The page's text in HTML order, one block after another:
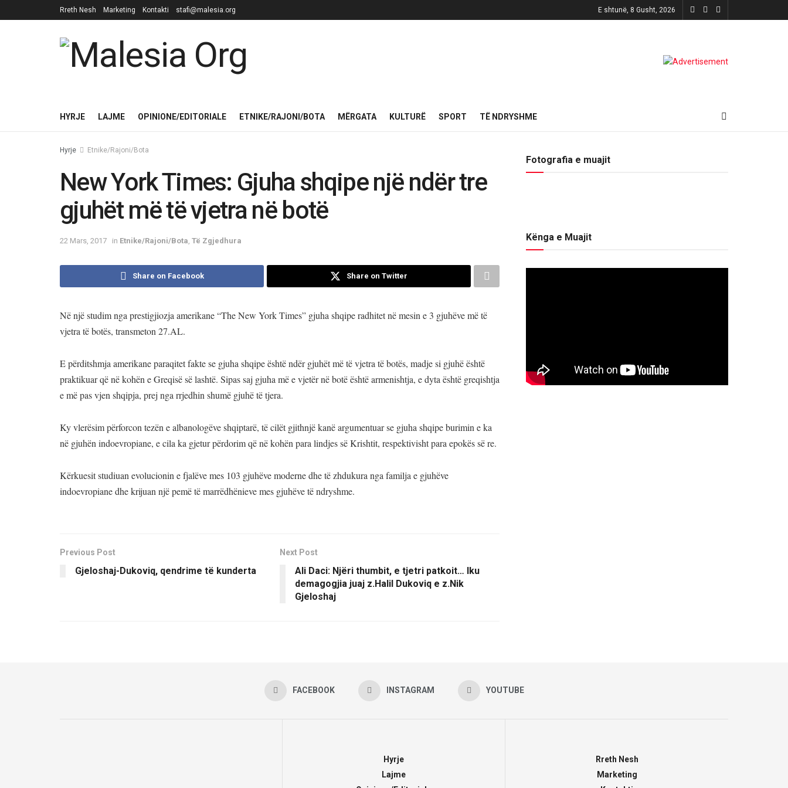
Rreth Nesh Marketing Kontakti stafi@malesia.org E shtunë, 8 Gusht, 2026
HYRJE LAJME OPINIONE/EDITORIALE ETNIKE/RAJONI/BOTA MËRGATA KULTURË SPORT TË NDRYSHME
Hyrje Etnike/Rajoni/Bota
New York Times: Gjuha shqipe një ndër tre
gjuhët më të vjetra në botë
22 Mars, 2017 in Etnike/Rajoni/Bota Të Zgjedhura
Share on Facebook Share on Twitter
Në një studim nga prestigjiozja amerikane “The New York Times” gjuha shqipe radhitet në mesin e 3 gjuhëve më të
vjetra të botës, transmeton 27.AL.
E përditshmja amerikane paraqitet fakte se gjuha shqipe është ndër gjuhët më të vjetra të botës, madje si gjuhë është
praktikuar që në kohën e Greqisë së lashtë. Sipas saj gjuha më e vjetër në botë është armenishtja, e dyta është greqishtja
e më pas vjen shqipja, prej nga rrjedhin shumë gjuhë të tjera.
Ky vlerësim përforcon tezën e albanologëve shqiptarë, të cilët gjithnjë kanë argumentuar se gjuha shqipe burimin e ka
në gjuhën indoevropiane, e cila ka gjetur përdorim që në kohën para lindjes së Krishtit, respektivisht para epokës së re.
Kërkuesit studiuan evolucionin e fjalëve mes 103 gjuhëve moderne dhe të zhdukura nga familja e gjuhëve
indoevropiane dhe krijuan një pemë të marrëdhënieve mes gjuhëve të ndryshme.
Previous Post
Gjeloshaj-Dukoviq, qendrime të kunderta
Next Post
Ali Daci: Njëri thumbit, e tjetri patkoit… Iku
demagogjia juaj z.Halil Dukoviq e z.Nik
Gjeloshaj
Fotografia e muajit
Kënga e Muajit
FACEBOOK INSTAGRAM YOUTUBE
Hyrje
Lajme
Rreth Nesh
Marketing